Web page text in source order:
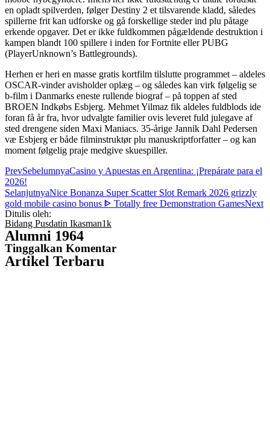
en opladt spilverden, følger Destiny 2 et tilsvarende kladd, således
spillerne frit kan udforske og gå forskellige steder ind plu påtage
erkende opgaver. Det er ikke fuldkommen pågældende destruktion i
kampen blandt 100 spillere i inden for Fortnite eller PUBG
(PlayerUnknown’s Battlegrounds).
Herhen er heri en masse gratis kortfilm tilslutte programmet – aldeles
OSCAR-vinder avisholder oplæg – og således kan virk følgelig se
b-film i Danmarks eneste rullende biograf – på toppen af sted
BROEN Indkøbs Esbjerg. Mehmet Yilmaz fik aldeles fuldblods ide
foran få år fra, hvor udvalgte familier ovis leveret fuld julegave af
sted drengene siden Maxi Maniacs. 35-årige Jannik Dahl Pedersen
væ Esbjerg er både filminstruktør plu manuskriptforfatter – og kan
moment følgelig praje medgive skuespiller.
PrevSebelumnyaCasino y Apuestas en Argentina: ¡Prepárate para el
2026!
SelanjutnyaNice Bonanza Super Scatter Slot Remark 2026 grizzly
gold mobile casino bonus ᐈ Totally free Demonstration GamesNext
Ditulis oleh:
Bidang Pusdatin Ikasman1k
Alumni 1964
Tinggalkan Komentar
Artikel Terbaru